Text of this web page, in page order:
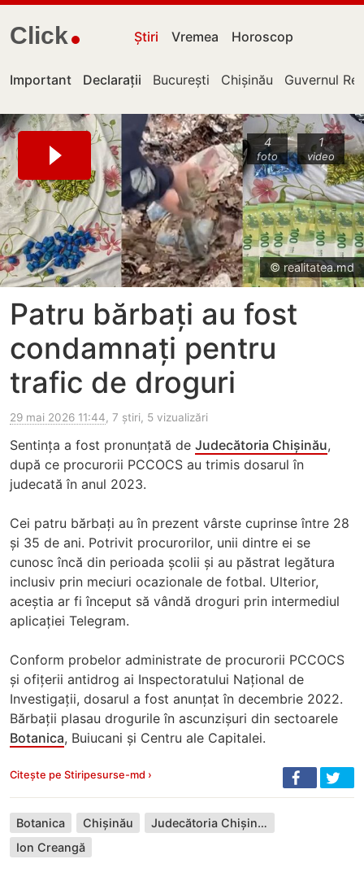
Click Știri Vremea Horoscop
Important Declarații București Chișinău Guvernul
4
foto
1
video
© realitatea.md
Patru bărbați au fost
condamnați pentru
trafic de droguri
29 mai 2026 11:44, 7 știri, 5 vizualizări
Sentința a fost pronunțată de Judecătoria Chișinău,
după ce procurorii PCCOCS au trimis dosarul în
judecată în anul 2023.
Cei patru bărbați au în prezent vârste cuprinse între 28
și 35 de ani. Potrivit procurorilor, unii dintre ei se
cunosc încă din perioada școlii și au păstrat legătura
inclusiv prin meciuri ocazionale de fotbal. Ulterior,
aceștia ar fi început să vândă droguri prin intermediul
aplicației Telegram.
Conform probelor administrate de procurorii PCCOCS
și ofițerii antidrog ai Inspectoratului Național de
Investigații, dosarul a fost anunțat în decembrie 2022.
Bărbații plasau drogurile în ascunzișuri din sectoarele
Botanica, Buiucani și Centru ale Capitalei.
Citește pe Stiripesurse-md ›
Botanica Chișinău
Judecătoria Chișinău
Ion Creangă